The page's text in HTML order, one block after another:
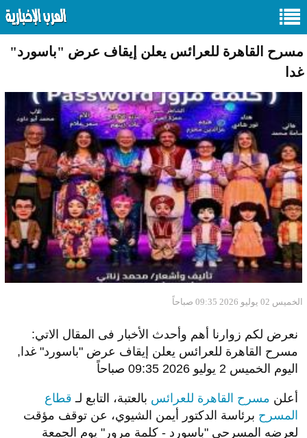
مسرح القاهرة للعرائس يعلن إيقاف عرض "باسورد"
غدا
الخميس 02 يوليو 2026 09:35 صباحاً
نعرض لكم زوارنا أهم وأحدث الأخبار فى المقال الاتي:
مسرح القاهرة للعرائس يعلن إيقاف عرض "باسورد" غدا,
اليوم الخميس 2 يوليو 2026 09:35 صباحاً
أعلن مسرح القاهرة للعرائس بالعتبة، التابع لـ قطاع
المسرح برئاسة الدكتور أيمن الشيوي، عن توقف مؤقت
لعرضه المسرحي "باسورد - كلمة مرور" يوم الجمعة